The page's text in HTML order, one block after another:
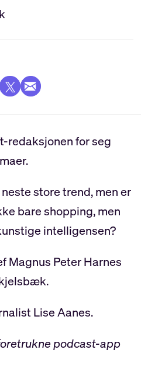
redaksjonen for seg
store trend, men er
bare shopping, men
intelligensen?
Magnus Peter Harnes
Lise Aanes.
podcast-app